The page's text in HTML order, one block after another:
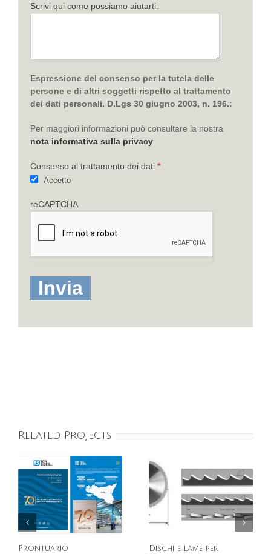
Scrivi qui come possiamo aiutarti.
Espressione del consenso per la tutela delle
persone e di altri soggetti rispetto al trattamento
dei dati personali. D.Lgs 30 giugno 2003, n. 196.:
Per maggiori informazioni può consultare la nostra
nota informativa sulla privacy
Consenso al trattamento dei dati *
Accetto
reCAPTCHA
Related Projects
Prontuario
Dischi e lame per